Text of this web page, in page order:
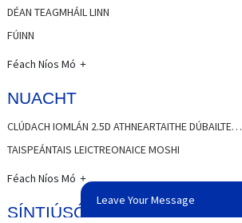
DÉAN TEAGMHÁIL LINN
FÚINN
Féach Níos Mó
NUACHT
CLÚDACH IOMLÁN 2.5D ATHNEARTAITHE DÚBAILTE…
TAISPEÁNTAIS LEICTREONAICE MOSHI
Féach Níos Mó
SÍNTIÚSÓIRÍ
Leave Your Message